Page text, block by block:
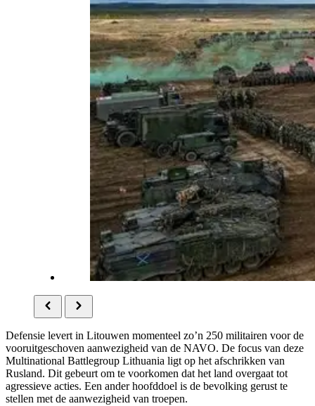
Defensie levert in Litouwen momenteel zo’n 250 militairen voor de
vooruitgeschoven aanwezigheid van de NAVO. De focus van deze
Multinational Battlegroup Lithuania ligt op het afschrikken van
Rusland. Dit gebeurt om te voorkomen dat het land overgaat tot
agressieve acties. Een ander hoofddoel is de bevolking gerust te
stellen met de aanwezigheid van troepen.